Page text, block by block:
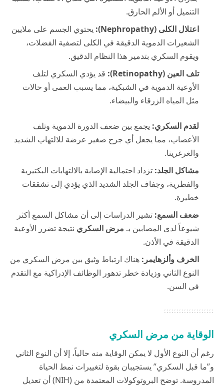
التنميل أو الألم الحارق.
اعتلال الكلى (Nephropathy):
يحتوي الجسم على ملايين
الشعيرات الدموية الدقيقة في الكلى لتصفية الفضلات،
ويقوم السكري بتدمير هذا النظام الدقيق.
تلف العين (Retinopathy):
قد يؤدي السكري لتلف
الأوعية الدموية في الشبكية، مما يسبب العمى أو حالات
مثل المياه الزرقاء والبيضاء.
لقدم السكري: يجمع بين ضعف الدورة الدموية وتلف
الأعصاب، مما يجعل أي جرح صغير عرضة للالتهاب الشديد
والغرغرينا.
مشاكل الجلد: تزداد احتمالية الإصابة بالالتهابات البكتيرية
والفطرية، وجفاف الجلد الشديد الذي يؤدي إلى تشققات
خطيرة.
ضعف السمع: تشير الدراسات إلى أن مشاكل السمع أكثر
شيوعاً لدى المصابين بـمرض السكري نتيجة تضرر الأوعية
الدقيقة في الأذن.
الخرف وألزهايمر: هناك ارتباط وثيق بين مرض السكري من
النوع الثاني وزيادة خطر تدهور الوظائف الإدراكية مع التقدم
في السن.
الوقاية من مرض السكري
رغم أن النوع الأول لا يمكن الوقاية منه حالياً، إلا أن النوع الثاني
و”ما قبل السكري” يستجيبان بقوة لتغييرات نمط الحياة
المدروسة. توضح البروتوكولات المعتمدة من (NIH) أن تعديل